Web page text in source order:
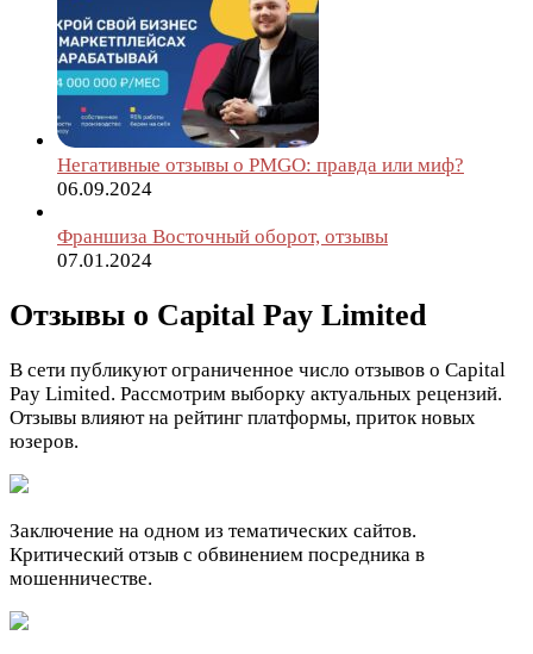
Негативные отзывы о PMGO: правда или миф?
06.09.2024
Франшиза Восточный оборот, отзывы
07.01.2024
Отзывы о Capital Pay Limited
В сети публикуют ограниченное число отзывов о Capital
Pay Limited. Рассмотрим выборку актуальных рецензий.
Отзывы влияют на рейтинг платформы, приток новых
юзеров.
Заключение на одном из тематических сайтов.
Критический отзыв с обвинением посредника в
мошенничестве.